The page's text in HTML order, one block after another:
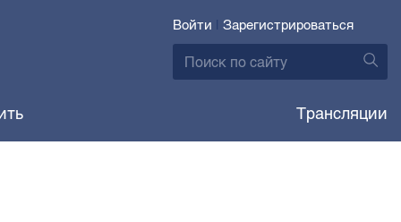
Войти | Зарегистрироваться
Трансляции